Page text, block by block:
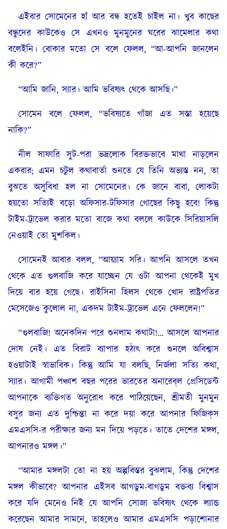
এইবার সোমেনের হাঁ আর বন্ধ হতেই চাইল না। খুব কাছের
বন্ধুদের কাউকেও সে এখনও মুনমুনের ঘরের ঝামেলার কথা
বলেইনি। বোকার মতো সে বলে ফেলল, “আ-আপনি জানলেন
কী করে?”
“আমি জানি, স্যার। আমি ভবিষ্যৎ থেকে আসছি।”
সোমেন বলে ফেলল, “ভবিষ্যতে গাঁজা এত সস্তা হয়েছে
নাকি?”
নীল সাফারি সুট-পরা ভদ্রলোক বিরক্তভাবে মাথা নাড়লেন
একবার; এমন চটুল কথাবার্তা শুনতে যে তিনি অভ্যস্ত নন, তা
বুঝতে অসুবিধা হল না সোমেনের। কে জানে বাবা, লোকটা
হয়তো সত্যিই বড়ো অফিসার-টফিসার গোছের কিছু হবে! কিন্তু
টাইম-ট্রাভেল করার মতো বাজে কথা বললে কাউকে সিরিয়াসলি
নেওয়াই তো মুশকিল।
সোমেনই আবার বলল, “আয়্যাম সরি। আপনি আসলে তখন
থেকে এত গুলবাজি করে যাচ্ছেন যে ওটা আপনা থেকেই মুখ
দিয়ে বার হয়ে গেছে। রাইসিনা হিলস থেকে খোদ রাষ্ট্রপতির
মেসেজেও কুলোল না, একদম টাইম-ট্রাভেল এনে ফেললেন!”
“গুলবাজি! অনেকদিন পরে শুনলাম কথাটা!… আসলে আপনার
দোষ নেই। এত বিরাট ব্যাপার হঠাৎ করে শুনলে অবিশ্বাস
হওয়াটাই স্বাভাবিক। কিন্তু আমি যা বলছি, নির্জলা সত্যি কথা,
স্যার। আগামী পঞ্চাশ বছর পরের ভারতের অনারেব্‌ল প্রেসিডেন্ট
আপনাকে ব্যক্তিগত অনুরোধ করে পাঠিয়েছেন, শ্রীমতী মুনমুন
বসুর জন্য এত দুশ্চিন্তা না করে দয়া করে আপনার ফিজিক্‌স
এমএসসি-র পরীক্ষার জন্য মন দিয়ে পড়তে। তাতে দেশের মঙ্গল,
আপনারও মঙ্গল।”
“আমার মঙ্গলটা তো না হয় অল্পবিস্তর বুঝলাম, কিন্তু দেশের
মঙ্গল কীভাবে? আপনার এইসব আগডুম-বাগডুম বক্তব্য বিশ্বাস
করে যদি মেনেও নিই যে আপনি সোজা ভবিষ্যৎ থেকে ল্যান্ড
করেছেন আমার সামনে, তাহলেও আমার এমএসসি পড়াশোনার